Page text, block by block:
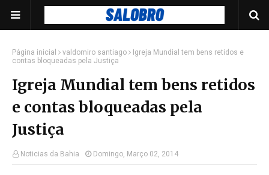
Página inicial valdomiro santiago
Igreja Mundial tem bens retidos e
contas bloqueadas pela Justiça
Igreja Mundial tem bens retidos
e contas bloqueadas pela
Justiça
Noticias da Bahia Domingo, Março 02, 2014